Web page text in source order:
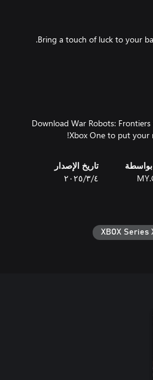
Download War Robots:
Xbox One to put your
تاريخ الإصدار
٤‏/٣‏/٢٠٢٥
XBOX Series